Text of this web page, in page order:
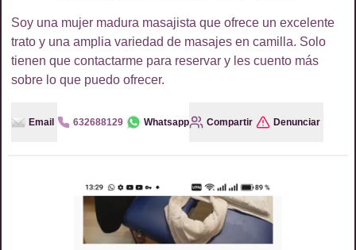
Soy una mujer madura masajista que ofrece un excelente
trato y una amplia variedad de masajes en camilla. Solo
tienen que contactarme para reservar y les cuento más
sobre lo que puedo ofrecer.
Email 632688129 Whatsapp Compartir Denunciar